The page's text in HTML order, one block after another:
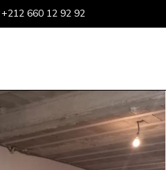
+212 660 12 92 92